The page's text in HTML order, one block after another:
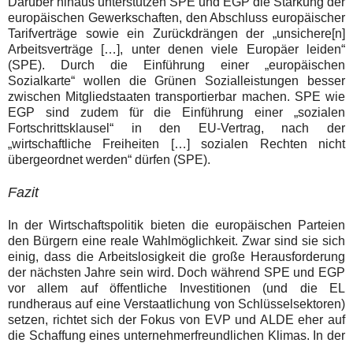
europäischen Gewerkschaften, den Abschluss europäischer
Tarifverträge sowie ein Zurückdrängen der „unsichere[n]
Arbeitsverträge […], unter denen viele Europäer leiden“
(SPE). Durch die Einführung einer „europäischen
Sozialkarte“ wollen die Grünen Sozialleistungen besser
zwischen Mitgliedstaaten transportierbar machen. SPE wie
EGP sind zudem für die Einführung einer „sozialen
Fortschrittsklausel“ in den EU-Vertrag, nach der
„wirtschaftliche Freiheiten […] sozialen Rechten nicht
übergeordnet werden“ dürfen (SPE).
Fazit
In der Wirtschaftspolitik bieten die europäischen Parteien
den Bürgern eine reale Wahlmöglichkeit. Zwar sind sie sich
einig, dass die Arbeitslosigkeit die große Herausforderung
der nächsten Jahre sein wird. Doch während SPE und EGP
vor allem auf öffentliche Investitionen (und die EL
rundheraus auf eine Verstaatlichung von Schlüsselsektoren)
setzen, richtet sich der Fokus von EVP und ALDE eher auf
die Schaffung eines unternehmerfreundlichen Klimas. In der